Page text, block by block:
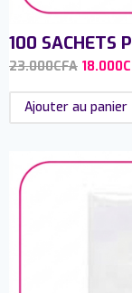
100 SACHETS
23.000CFA 18.000
Ajouter au panier